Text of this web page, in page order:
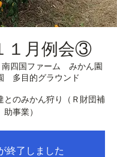
１月例会③
南四国ファーム みかん園
多目的グラウンド
とのみかん狩り（Ｒ財団補
助事業）
終了しました